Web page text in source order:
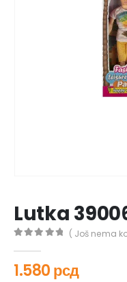
Lutka
( Još nema
1.580рсд